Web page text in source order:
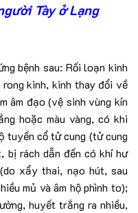
Tày ở Lạng
bệnh sau: Rối loạn kinh
kinh, kinh thay đổi về
âm đạo (vệ sinh vùng kín
hoặc màu vàng, có khi
tuyến cổ tử cung (tử cung
bị rách dẫn đến có khí hư
xẩy thai, nạo hút, sau
mủ và âm hộ phình to);
huyết trắng ra nhiều,